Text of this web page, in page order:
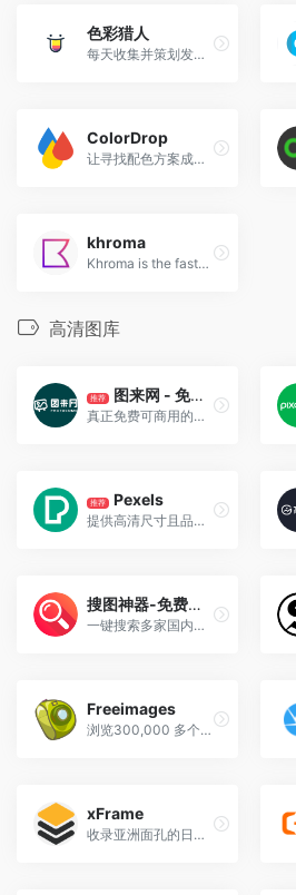
色彩猎人
每天收集并策划发布美丽的配色方案
ColorDrop
让寻找配色方案成为信手拈来的事情
khroma
Khroma is the fastest way to discover, search, and save color combos you'll want to use.
高清图库
推荐 图来网 - 免费可商用高清正版图片
真正免费可商用的高清正版图片素材，零成本用图，在线下载永久授权书；
推荐 Pexels
提供高清尺寸且品质优良的免费照片网站
搜图神器-免费版权图片一键搜索
一键搜索多家国内外知名高清免版权图库。快速找到你需要的图片素材就用搜图神器！搜图神器聚合搜索多家国内外知名免版权图库使得您再也不用担心商用图片的版权问题。
Freeimages
浏览300,000 多个免费素材并快速找到心仪的免版税图像。下载免费高品质素材,以供日常或商业使用。
xFrame
收录亚洲面孔的日本免费图库 ，专业出品免费商用！